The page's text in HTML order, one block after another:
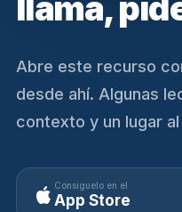
llama,
Abre este recurso
desde ahí. Algunas
contexto y un lugar
Consíguelo en el
App Store